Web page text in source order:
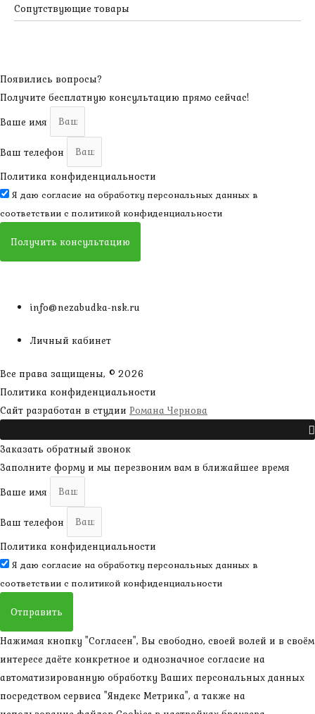
Сопутствующие товары
Появились вопросы?
Получите бесплатную консультацию прямо сейчас!
Ваше имя
Ваш телефон
Политика конфиденциальности
Я даю согласие на обработку персональных данных в
соответствии с политикой конфиденциальности
Получить консультацию
info@nezabudka-nsk.ru
Личный кабинет
Все права защищены, © 2026
Политика конфиденциальности
Сайт разработан в студии Романа Чернова
Заказать обратный звонок
Заполните форму и мы перезвоним вам в ближайшее время
Ваше имя
Ваш телефон
Политика конфиденциальности
Я даю согласие на обработку персональных данных в
соответствии с политикой конфиденциальности
Отправить
Нажимая кнопку "Согласен", Вы свободно, своей волей и в своём
интересе даёте конкретное и однозначное согласие на
автоматизированную обработку Ваших персональных данных
посредством сервиса "Яндекс Метрика", а также на